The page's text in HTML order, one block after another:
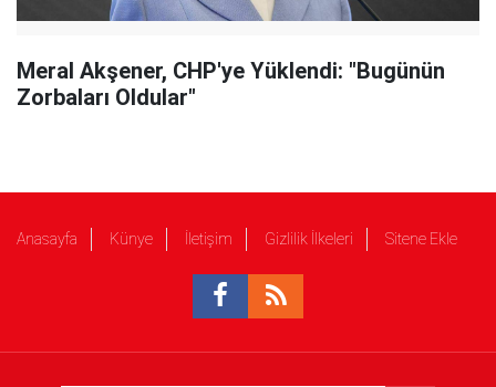
Meral Akşener, CHP'ye Yüklendi: "Bugünün
Zorbaları Oldular"
Anasayfa Künye İletişim Gizlilik İlkeleri Sitene Ekle